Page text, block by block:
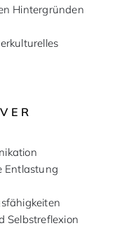
Hintergründen
Entlastung
Selbstreflexion